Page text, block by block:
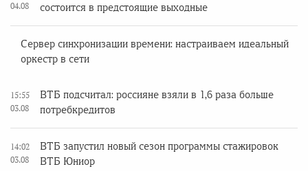
04.08
состоится в предстоящие выходные
Сервер синхронизации времени: настраиваем идеальный
оркестр в сети
15:55
03.08
ВТБ подсчитал: россияне взяли в 1,6 раза больше
потребкредитов
14:02
03.08
ВТБ запустил новый сезон программы стажировок
ВТБ Юниор